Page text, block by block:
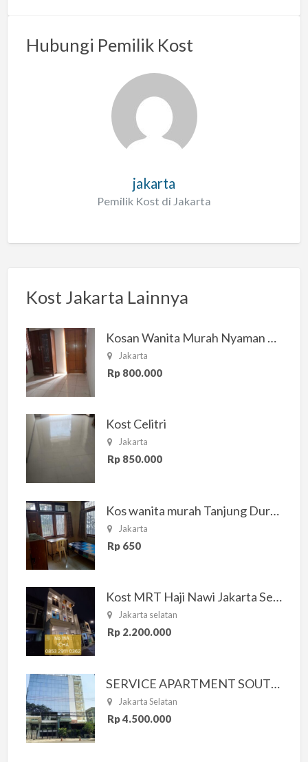
h
Hubungi Pemilik Kost
jakarta
Pemilik Kost di Jakarta
Kost Jakarta Lainnya
Kosan Wanita Murah Nyaman di Jakarta Selatan
Jakarta
Rp 800.000
Kost Celitri
Jakarta
Rp 850.000
Kos wanita murah Tanjung Duren Jakarta Barat
Jakarta
Rp 650
Kost MRT Haji Nawi Jakarta Selatan
Jakarta selatan
Rp 2.200.000
SERVICE APARTMENT SOUTH RESIDENCE
Jakarta Selatan
Rp 4.500.000